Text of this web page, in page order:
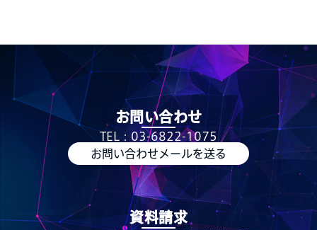
お問い合わせ
TEL：03-6822-1075
お問い合わせメールを送る
資料請求